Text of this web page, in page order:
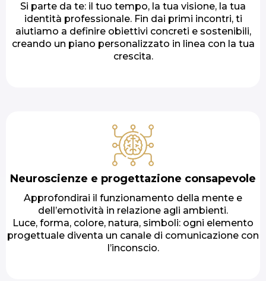
Si parte da te: il tuo tempo, la tua visione, la tua
identità professionale. Fin dai primi incontri, ti
aiutiamo a definire obiettivi concreti e sostenibili,
creando un piano personalizzato in linea con la tua
crescita.
Neuroscienze e progettazione consapevole
Approfondirai il funzionamento della mente e
dell’emotività in relazione agli ambienti.
Luce, forma, colore, natura, simboli: ogni elemento
progettuale diventa un canale di comunicazione con
l’inconscio.